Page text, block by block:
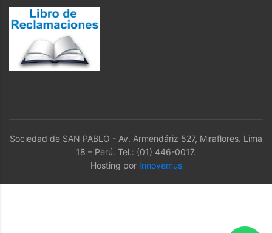
Sociedad de SAN PABLO - Av. Armendáriz 527, Miraflores. Lima
18 – Perú. Tel.: (01) 446-0017.
Hosting por Innovemus